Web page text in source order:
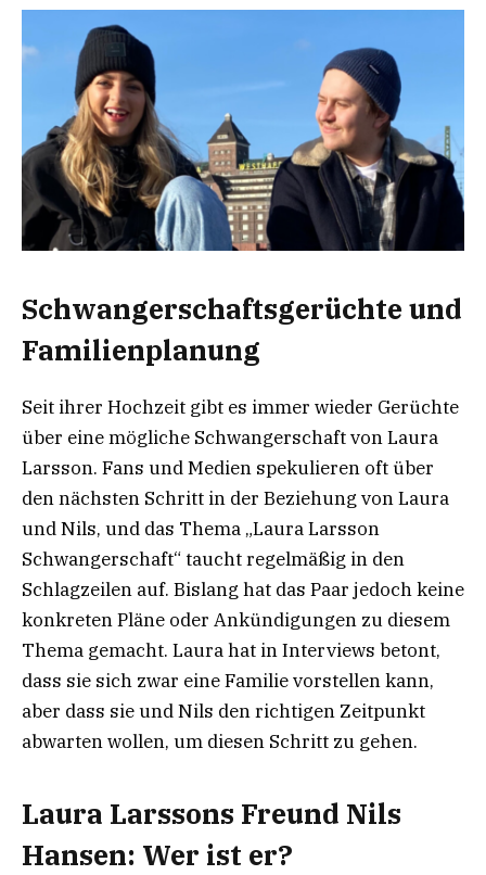
Schwangerschaftsgerüchte und
Familienplanung
Seit ihrer Hochzeit gibt es immer wieder Gerüchte
über eine mögliche Schwangerschaft von Laura
Larsson. Fans und Medien spekulieren oft über
den nächsten Schritt in der Beziehung von Laura
und Nils, und das Thema „Laura Larsson
Schwangerschaft“ taucht regelmäßig in den
Schlagzeilen auf. Bislang hat das Paar jedoch keine
konkreten Pläne oder Ankündigungen zu diesem
Thema gemacht. Laura hat in Interviews betont,
dass sie sich zwar eine Familie vorstellen kann,
aber dass sie und Nils den richtigen Zeitpunkt
abwarten wollen, um diesen Schritt zu gehen.
Laura Larssons Freund Nils
Hansen: Wer ist er?